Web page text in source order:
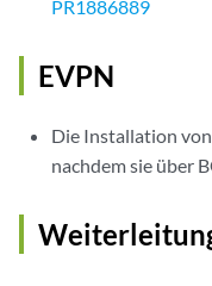
PR1886889
EVPN
Die Installation
nachdem sie über